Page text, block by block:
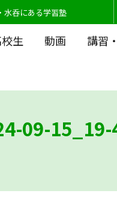
水呑にある学習塾
生 動画 講習
09-